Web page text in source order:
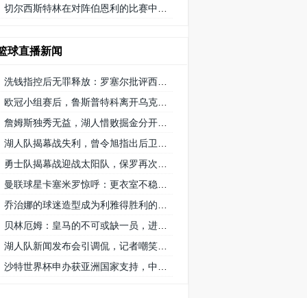
切尔西斯特林在对阵伯恩利的比赛中获得 9/10 分的高分
球直播新闻
洗钱指控后无罪释放：罗塞尔批评西班牙司法系统的不公正待遇
欧冠小组赛后，鲁斯普特科离开乌克兰 矿工队前往俄罗斯，未来发展如何？
詹姆斯独秀无益，湖人惜败掘金分开赛季首秀
湖人队揭幕战失利，曾令旭指出后卫线需要适应，八村遇困难
勇士队揭幕战迎战太阳队，保罗再次创纪录延续1215场首发之路
曼联球星卡塞米罗惊呼：更衣室不稳定，球队对他要求低
乔治娜的球迷造型成为利雅得胜利的幸运符号
贝林厄姆：皇马的不可或缺一员，进球和助攻数据证明重要性
湖人队新闻发布会引调侃，记者嘲笑掘金队播音员8秒介绍首发阵容速度
沙特世界杯申办获亚洲国家支持，中国和澳大利亚的态度备受关注